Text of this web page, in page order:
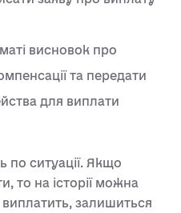
висновок про
та передати
для виплати
по ситуації. Якщо
то на історії можна
залишиться